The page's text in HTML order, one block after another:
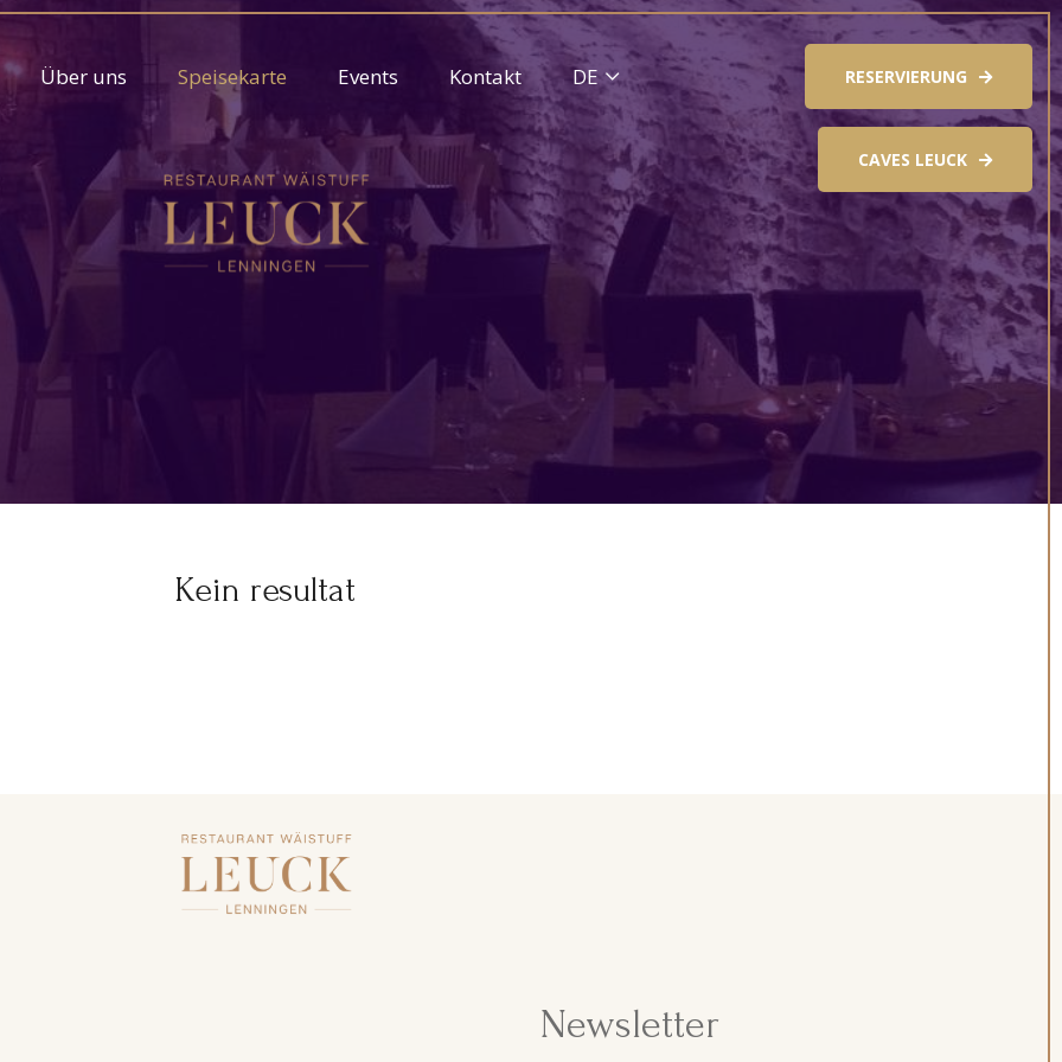
Über uns Speisekarte Events Kontakt RESERVIERUNG
CAVES LEUCK
Kein resultat
Newsletter